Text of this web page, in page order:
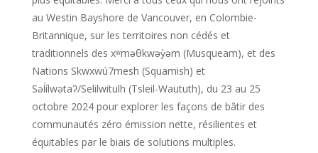
au Westin Bayshore de Vancouver, en Colombie-
Britannique, sur les territoires non cédés et
traditionnels des xʷməθkwəy̓əm (Musqueam), et des
Nations Skwxwú7mesh (Squamish) et
Səl̓ílwətaʔ/Selilwitulh (Tsleil-Waututh), du 23 au 25
octobre 2024 pour explorer les façons de bâtir des
communautés zéro émission nette, résilientes et
équitables par le biais de solutions multiples.